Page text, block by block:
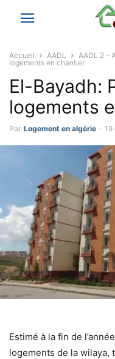
Accueil AADL AADL 2 -
logements en chantier
El-Bayadh:
logements
Par Logement en algérie -
Estimé à la fin de
logements de la wilaya,